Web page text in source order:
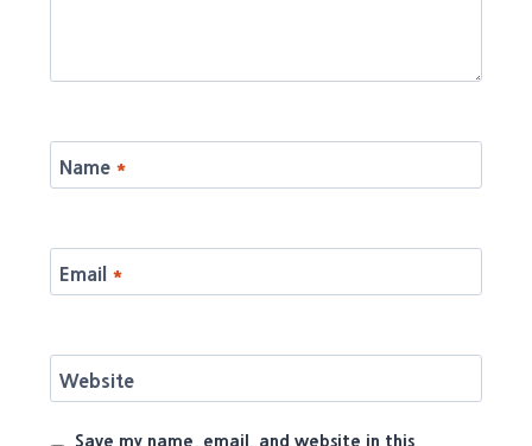
Name *
Email *
Website
Save my name, email, and website in this